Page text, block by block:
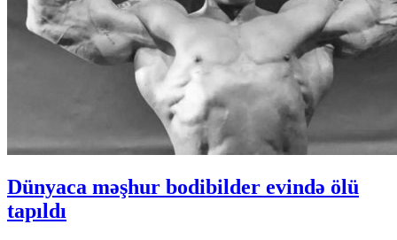
Dünyaca məşhur bodibilder evində ölü
tapıldı